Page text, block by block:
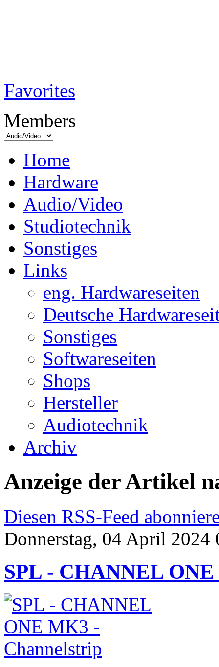
Favorites
Members
Home
Hardware
Audio/Video
Studiotechnik
Sonstiges
Links
eng. Hardwareseiten
Deutsche
Sonstiges
Softwareseiten
Shops
Hersteller
Audiotechnik
Archiv
Anzeige der Artikel
Diesen RSS-Feed
Donnerstag, 04 April 2024
SPL - CHANNEL